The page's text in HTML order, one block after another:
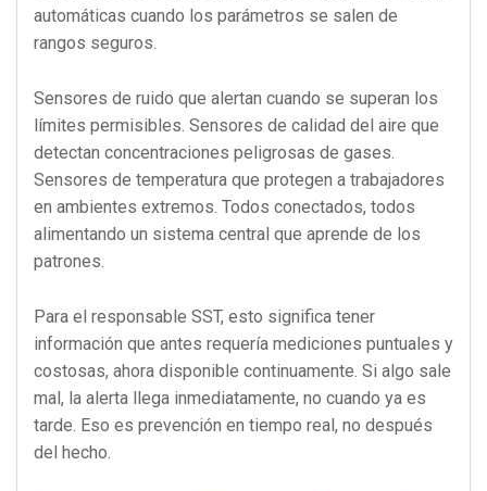
automáticas cuando los parámetros se salen de
rangos seguros.
Sensores de ruido que alertan cuando se superan los
límites permisibles. Sensores de calidad del aire que
detectan concentraciones peligrosas de gases.
Sensores de temperatura que protegen a trabajadores
en ambientes extremos. Todos conectados, todos
alimentando un sistema central que aprende de los
patrones.
Para el responsable SST, esto significa tener
información que antes requería mediciones puntuales y
costosas, ahora disponible continuamente. Si algo sale
mal, la alerta llega inmediatamente, no cuando ya es
tarde. Eso es prevención en tiempo real, no después
del hecho.